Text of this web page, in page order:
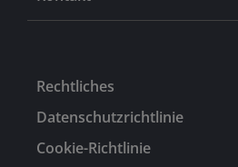
Rechtliches
Datenschutzrichtlinie
Cookie-Richtlinie